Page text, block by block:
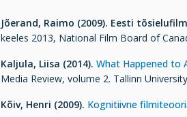
Jõerand, Raimo (2009). Eesti
keeles 2013, National Film Board of
Kaljula, Liisa (2014). What Happened to
Media Review, volume 2. Tallinn
Kõiv, Henri (2009). Kognitiivne